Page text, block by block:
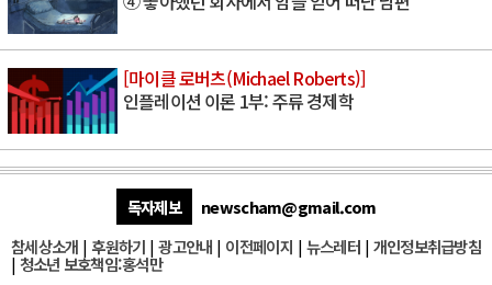
[마이클 로버츠(Michael Roberts)]
인플레이션 이론 1부: 주류 경제학
독자제보
newscham@gmail.com
참세상소개 | 후원하기 |광고안내 | 이전페이지 | 뉴스레터| 개인정보취급방침
| 청소년 보호책임:홍석만